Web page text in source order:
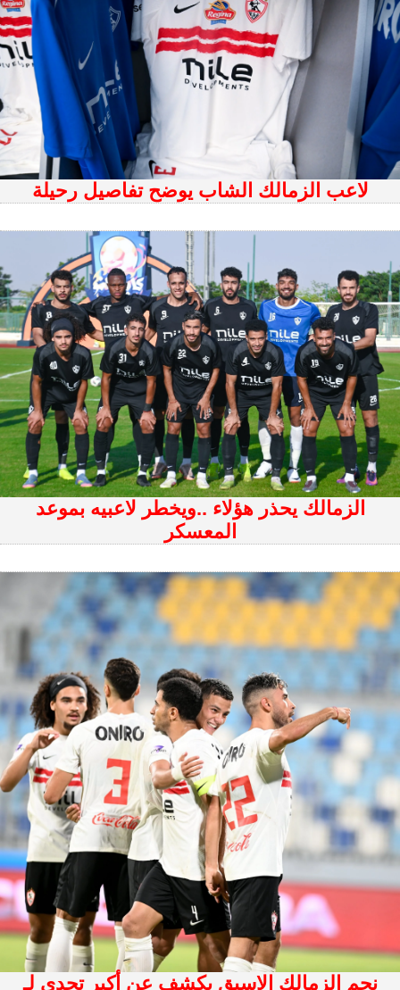
لاعب الزمالك الشاب يوضح تفاصيل رحيلة
الزمالك يحذر هؤلاء ..ويخطر لاعبيه بموعد
المعسكر
نجم الزمالك الاسبق يكشف عن أكبر تحدى لـ